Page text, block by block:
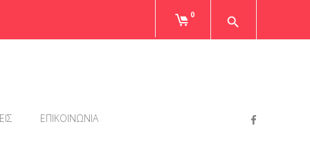
0
ΕΠΙΚΟΙΝΩΝΙΑ